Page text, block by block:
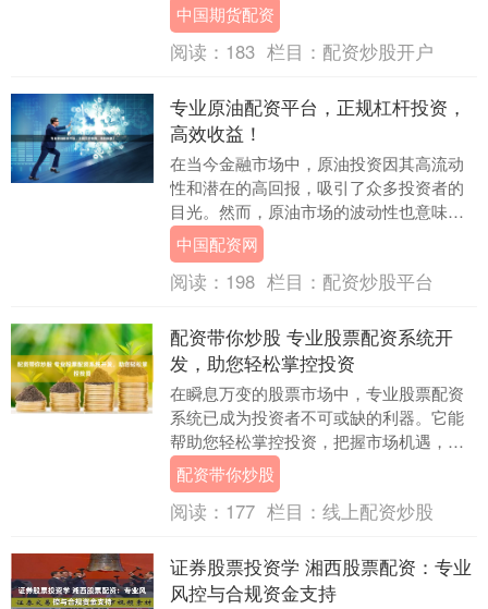
配资平台排名”和“正规实盘公司推荐”成为
投资者寻找....
中国期货配资
阅读： 183 栏目： 配资炒股开户
专业原油配资平台，正规杠杆投资，
高效收益！
在当今金融市场中，原油投资因其高流动
性和潜在的高回报，吸引了众多投资者的
目光。然而，原油市场的波动性也意味着
较高的风险。如何在控制风险的同时追求
高效收益？专业原....
中国配资网
阅读： 198 栏目： 配资炒股平台
配资带你炒股 专业股票配资系统开
发，助您轻松掌控投资
在瞬息万变的股票市场中，专业股票配资
系统已成为投资者不可或缺的利器。它能
帮助您轻松掌控投资，把握市场机遇，实
现财富增值。 * **放大收益：**杠杆资金可
以放大....
配资带你炒股
阅读： 177 栏目： 线上配资炒股
证券股票投资学 湘西股票配资：专业
风控与合规资金支持